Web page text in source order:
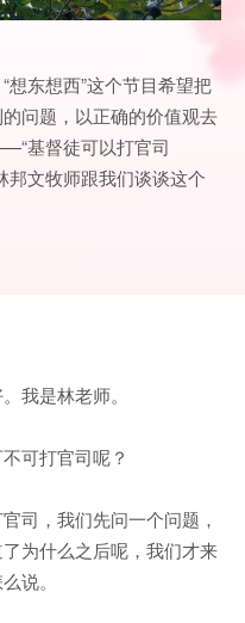
想东想西”这个节目希望把
问题，以正确的价值观去
基督徒可以打官司
邦文牧师跟我们谈谈这个
我是林老师。
可打官司呢？
司，我们先问一个问题，
为什么之后呢，我们才来
说。